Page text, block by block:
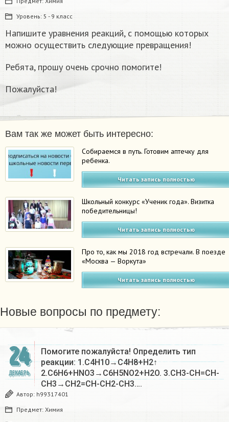
Уровень: 5 - 9 класс
Напишите уравнения реакций, с помощью которых
можно осуществить следующие превращения!
Ребята, прошу очень срочно помогите!
Пожалуйста!
Вам так же может быть интересно:
Собираемся в путь. Готовим аптечку для
ребенка.
Читать запись полностью
Школьный конкурс «Ученик года». Визитка
победительницы!
Читать запись полностью
Про то, как мы 2018 год встречали. В поезде
«Москва — Воркута»
Читать запись полностью
Новые вопросы по предмету:
24
ДЕКАБРЬ
Помогите пожалуйста! Определить тип
реакции: 1.C4H10→C4H8+H2↑
2.C6H6+HNO3→C6H5NO2+H2O. 3.CH3-CH=CH-
CH3→CH2=CH-CH2-CH3….
Автор: h99317401
Предмет: Химия